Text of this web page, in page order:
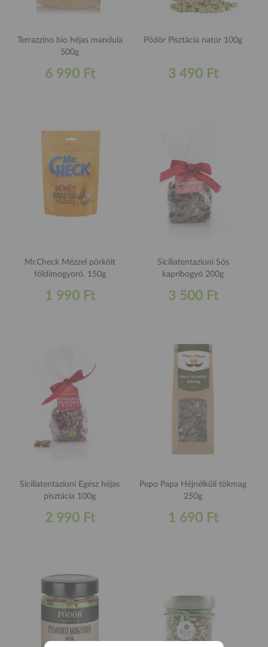
Terrazzino bio héjas mandula
500g
6 990 Ft
Pödör Pisztácia natúr 100g
3 490 Ft
Mr.Check Mézzel pörkölt
földimogyoró. 150g
1 990 Ft
Siciliatentazioni Sós
kapribogyó 200g
3 500 Ft
Siciliatentazioni Egész héjas
pisztácia 100g
2 990 Ft
Pepo Papa Héjnélküli tökmag
250g
1 690 Ft